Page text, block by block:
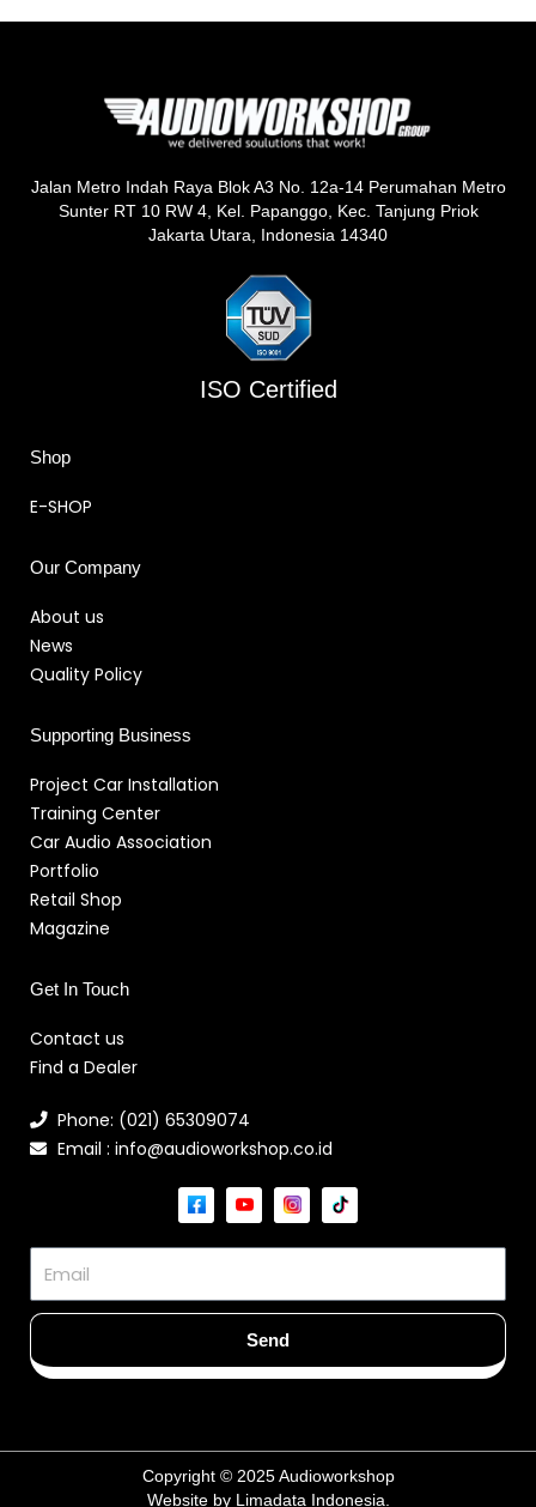
Jalan Metro Indah Raya Blok A3 No. 12a-14 Perumahan Metro
Sunter RT 10 RW 4, Kel. Papanggo, Kec. Tanjung Priok
Jakarta Utara, Indonesia 14340
ISO Certified
Shop
E-SHOP
Our Company
About us
News
Quality Policy
Supporting Business
Project Car Installation
Training Center
Car Audio Association
Portfolio
Retail Shop
Magazine
Get In Touch
Contact us
Find a Dealer
Phone: (021) 65309074
Email : info@audioworkshop.co.id
Send
Copyright © 2025 Audioworkshop
Website by Limadata Indonesia.